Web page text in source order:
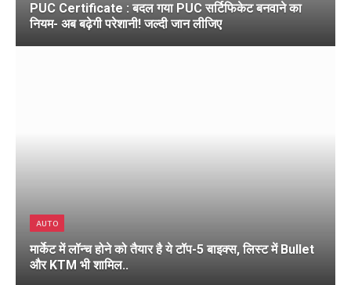
PUC Certificate : बदल गया PUC सर्टिफिकेट बनवाने का
नियम- अब बढ़ेगी परेशानी! जल्दी जान लीजिए
AUTO
मार्केट में लॉन्च होने को तैयार है ये टॉप-5 बाइक्स, लिस्ट में Bullet
और KTM भी शामिल..